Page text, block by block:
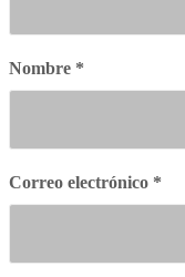
Nombre *
Correo electrónico *